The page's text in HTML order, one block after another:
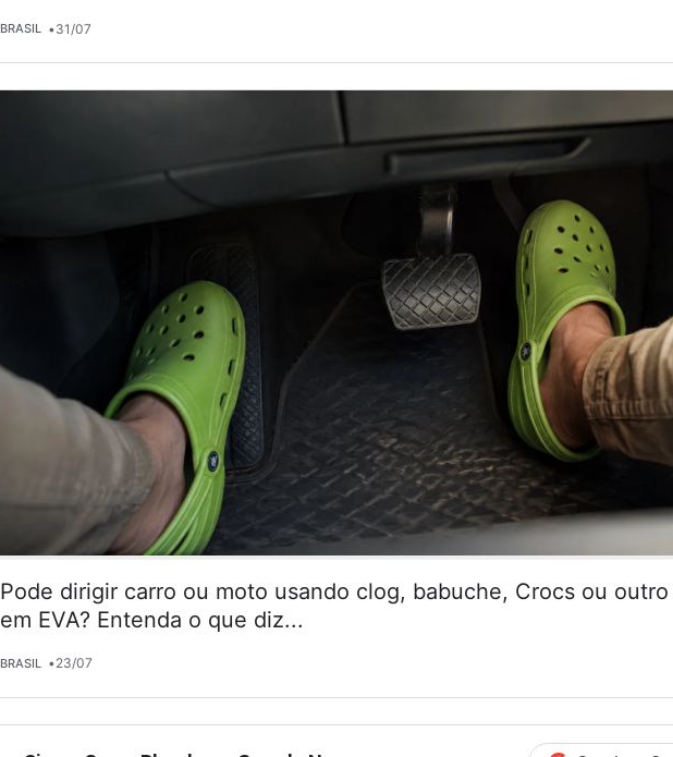
BRASIL •31/07
Pode dirigir carro ou moto usando clog, babuche, Crocs ou
em EVA? Entenda o que diz...
BRASIL •23/07